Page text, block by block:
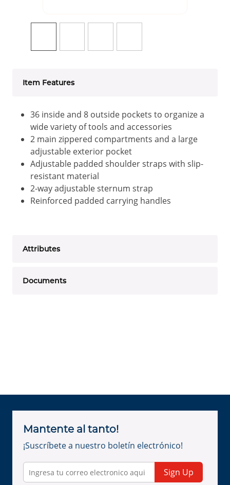
Item Features
36 inside and 8 outside pockets to organize a
wide variety of tools and accessories
2 main zippered compartments and a large
adjustable exterior pocket
Adjustable padded shoulder straps with slip-
resistant material
2-way adjustable sternum strap
Reinforced padded carrying handles
Attributes
Documents
Mantente al tanto!
¡Suscríbete a nuestro boletín electrónico!
Sign Up